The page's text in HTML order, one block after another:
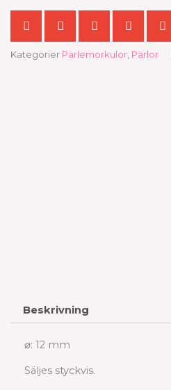
Kategorier Pärlemorkulor, Pärlor
Beskrivning
⌀: 12 mm
Säljes styckvis.